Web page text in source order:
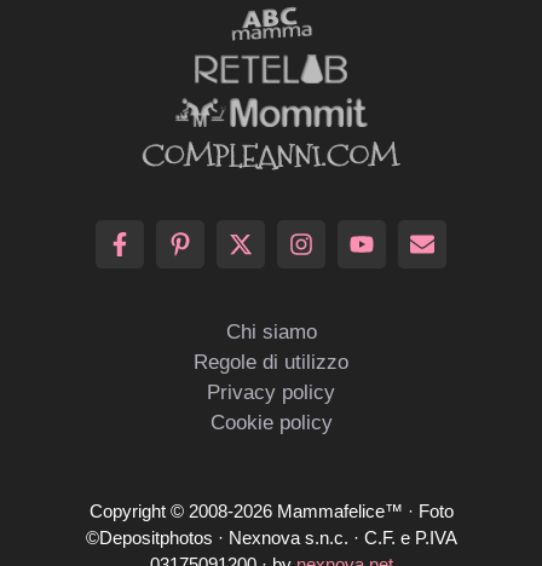
Chi siamo
Regole di utilizzo
Privacy policy
Cookie policy
Copyright © 2008-2026 Mammafelice™ · Foto
©Depositphotos · Nexnova s.n.c. · C.F. e P.IVA